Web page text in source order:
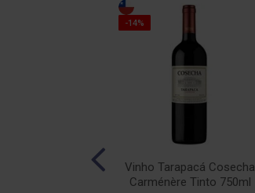
-14%
Vinho Tarapacá Cosecha
Carménère Tinto 750ml